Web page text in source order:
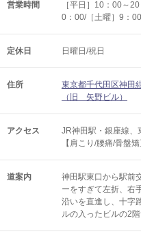
営業時間
［平日］10：00～
0：00/［土曜］9：
定休日 日曜日/祝日
住所
東京都千代田区神田
（旧 矢野ビル）
アクセス
JR神田駅・銀座線、
【肩こり/腰痛/骨盤矯
道案内
神田駅東口から駅前
ーをすぎて左折、右
沿いを直進し、十字
ルの入ったビルの2階